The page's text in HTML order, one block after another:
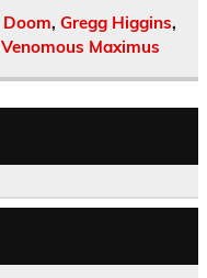
Doom, Gregg Higgins,
Venomous Maximus